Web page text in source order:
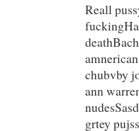
Reall
chubvby
ann
grtey